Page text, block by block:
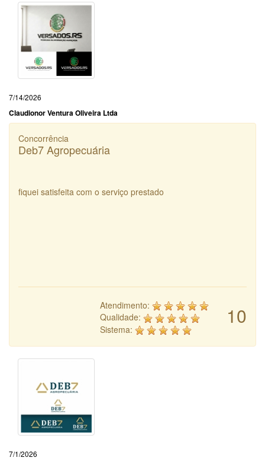
7/14/2026
Claudionor Ventura Oliveira Ltda
Concorrência
Deb7 Agropecuária
fiquei satisfeita com o serviço prestado
10
Atendimento:
Qualidade:
Sistema:
7/1/2026